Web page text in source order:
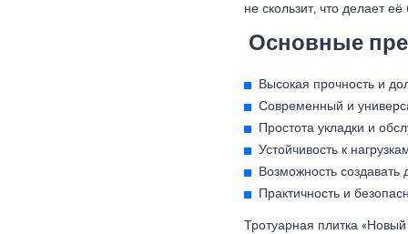
не скользит, что делает
Основные
Высокая прочность и
Современный и
Простота укладки и
Устойчивость к
Возможность
Практичность и
Тротуарная плитка